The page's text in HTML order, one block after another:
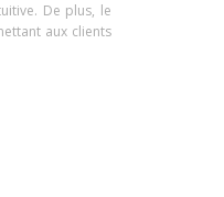
De plus, le
aux clients